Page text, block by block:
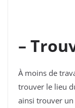
–
À moins de
trouver le lieu
ainsi trouver un